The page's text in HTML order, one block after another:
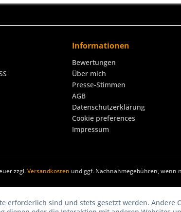
Informationen
Bewertungen
Über mich
Presse-Stimmen
AGB
Datenschutzerklärung
Cookie preferences
Impressum
zzgl.Versandkosten und ggf. Nachnahmegebühren, wenn
erforderlich sind und stets gesetzt werden. Andere